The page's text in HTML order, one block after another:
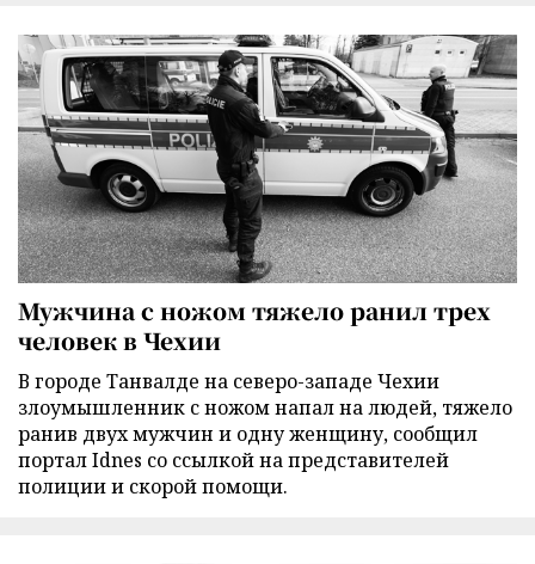
Мужчина с ножом тяжело ранил трех
человек в Чехии
В городе Танвалде на северо-западе Чехии
злоумышленник с ножом напал на людей, тяжело
ранив двух мужчин и одну женщину, сообщил
портал Idnes со ссылкой на представителей
полиции и скорой помощи.